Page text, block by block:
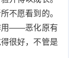
不愿看到的。
用——恶化原有
很好，不管是